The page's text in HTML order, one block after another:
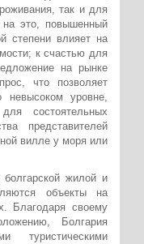
так и для
на это, повышенный
степени влияет на
к счастью для
на рынке
что позволяет
невысоком уровне,
состоятельных
представителей
вилле у моря или
болгарской жилой и
объекты на
Благодаря своему
Болгария
туристическими